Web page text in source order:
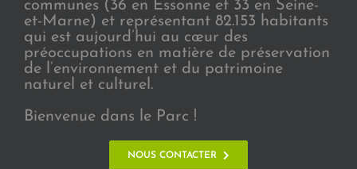
communes (36 en Essonne et 33 en Seine-
et-Marne) et représentant 82.153 habitants
qui est aujourd’hui au cœur des
préoccupations en matière de préservation
de l’environnement et du patrimoine
naturel et culturel.
Bienvenue dans le Parc !
NOUS CONTACTER